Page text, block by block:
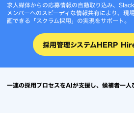
求人媒体からの応募情報の自動取り込み、
メンバーへのスピーディな情報共有により、現
画できる「スクラム採用」の実現をサポート。
採用管理システムHERP
一連の採用プロセスをAIが支援し、候補者一